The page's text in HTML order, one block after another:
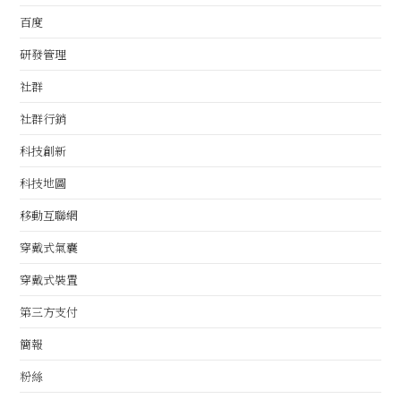
百度
研發管理
社群
社群行銷
科技創新
科技地圖
移動互聯網
穿戴式氣囊
穿戴式裝置
第三方支付
簡報
粉絲